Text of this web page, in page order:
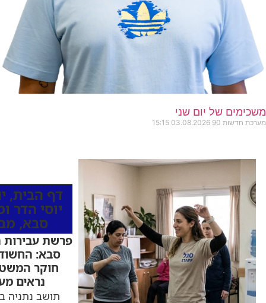
משכימים של יום שני
מערכת חדשות 90 03.08.2026
15:15
דף הבית,
יוסי הדר
סבא,
פרשת עבירות
סבא:
חוקר
נראים